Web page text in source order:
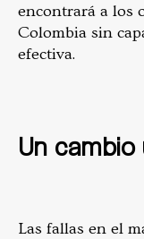
encontrará a los
Colombia sin
efectiva.
Un cambio
Las fallas en el